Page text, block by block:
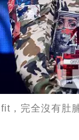
，完全沒有肚